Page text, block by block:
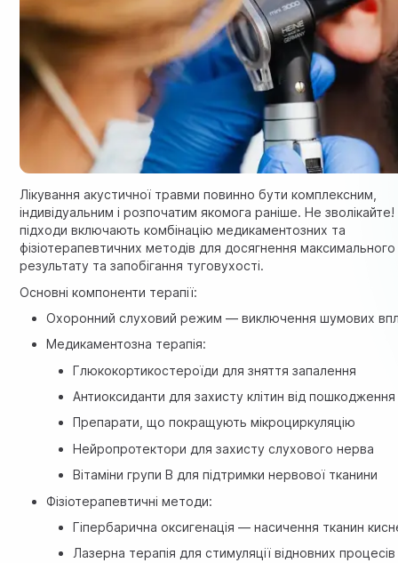
Лікування акустичної травми повинно бути комплексним,
індивідуальним і розпочатим якомога раніше. Не зволікайте!
підходи включають комбінацію медикаментозних та
фізіотерапевтичних методів для досягнення максимального
результату та запобігання туговухості.
Основні компоненти терапії:
Охоронний слуховий режим — виключення шумових
Медикаментозна терапія:
Глюкокортикостероїди для зняття запалення
Антиоксиданти для захисту клітин від пошкодження
Препарати, що покращують мікроциркуляцію
Нейропротектори для захисту слухового нерва
Вітаміни групи В для підтримки нервової тканини
Фізіотерапевтичні методи:
Гіпербарична оксигенація — насичення тканин
Лазерна терапія для стимуляції відновних процесів